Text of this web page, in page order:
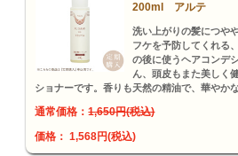
200ml アルテ
洗い上がりの髪につや
フケを予防してくれる
の後に使うヘアコンデ
ん、頭皮もまた美しく
ショナーです。香りも天然の精油で、華やか
通常価格：1,650円(税込)
価格： 1,568円(税込)